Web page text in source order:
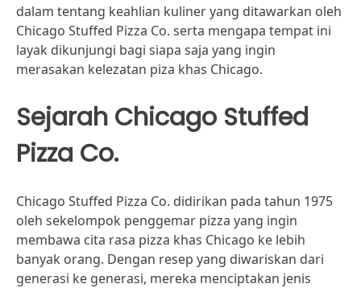
dalam tentang keahlian kuliner yang ditawarkan oleh
Chicago Stuffed Pizza Co. serta mengapa tempat ini
layak dikunjungi bagi siapa saja yang ingin
merasakan kelezatan piza khas Chicago.
Sejarah Chicago Stuffed
Pizza Co.
Chicago Stuffed Pizza Co. didirikan pada tahun 1975
oleh sekelompok penggemar pizza yang ingin
membawa cita rasa pizza khas Chicago ke lebih
banyak orang. Dengan resep yang diwariskan dari
generasi ke generasi, mereka menciptakan jenis